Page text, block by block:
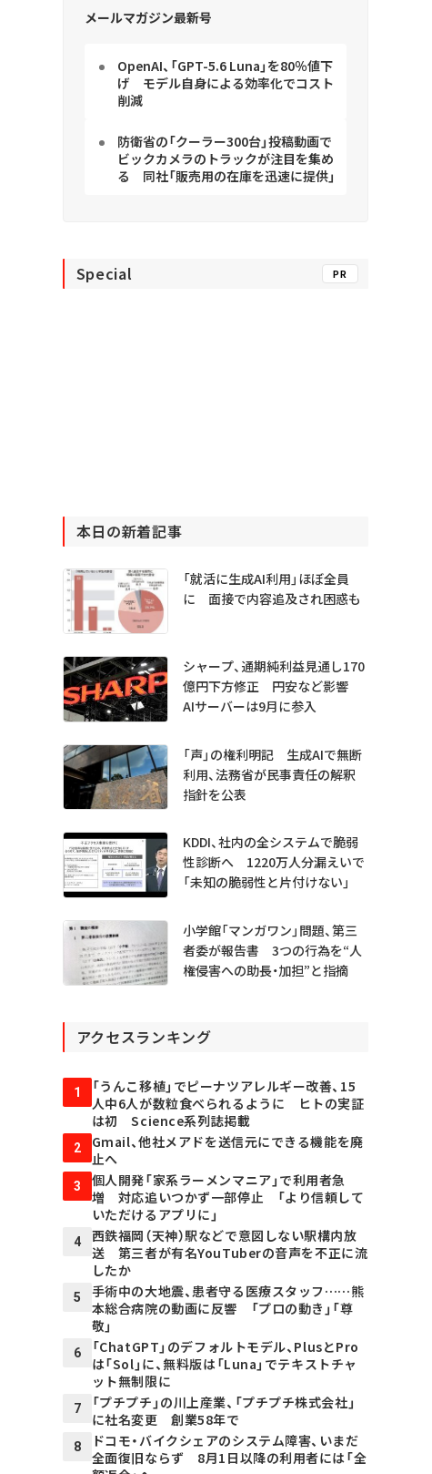
メールマガジン最新号
OpenAI、「GPT-5.6 Luna」を80％値下
げ モデル自身による効率化でコスト
削減
防衛省の「クーラー300台」投稿動画で
ビックカメラのトラックが注目を集め
る 同社「販売用の在庫を迅速に提供」
Special PR
本日の新着記事
「就活に生成AI利用」ほぼ全員
に 面接で内容追及され困惑も
シャープ、通期純利益見通し170
億円下方修正 円安など影響
AIサーバーは9月に参入
「声」の権利明記 生成AIで無断
利用、法務省が民事責任の解釈
指針を公表
KDDI、社内の全システムで脆弱
性診断へ 1220万人分漏えいで
「未知の脆弱性と片付けない」
小学館「マンガワン」問題、第三
者委が報告書 3つの行為を“人
権侵害への助長・加担”と指摘
アクセスランキング
1
「うんこ移植」でピーナツアレルギー改善、15
人中6人が数粒食べられるように ヒトの実証
は初 Science系列誌掲載
2
Gmail、他社メアドを送信元にできる機能を廃
止へ
3
個人開発「家系ラーメンマニア」で利用者急
増 対応追いつかず一部停止 「より信頼して
いただけるアプリに」
4
西鉄福岡（天神）駅などで意図しない駅構内放
送 第三者が有名YouTuberの音声を不正に流
したか
5
手術中の大地震、患者守る医療スタッフ……熊
本総合病院の動画に反響 「プロの動き」「尊
敬」
6
「ChatGPT」のデフォルトモデル、PlusとPro
は「Sol」に、無料版は「Luna」でテキストチャ
ット無制限に
7
「プチプチ」の川上産業、「プチプチ株式会社」
に社名変更 創業58年で
8
ドコモ・バイクシェアのシステム障害、いまだ
全面復旧ならず 8月1日以降の利用者には「全